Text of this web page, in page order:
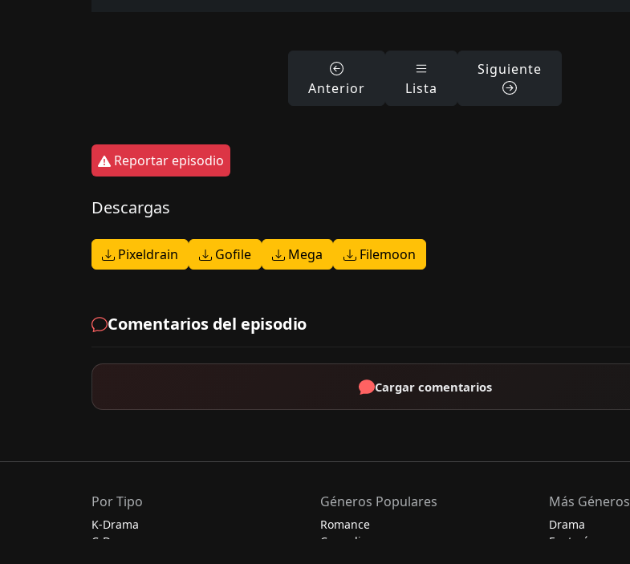
Anterior Lista
Siguiente
Reportar episodio
Descargas
Pixeldrain Gofile Mega Filemoon
Comentarios del episodio
Cargar comentarios
Por Tipo
K-Drama
C-Drama
Géneros Populares
Romance
Comedia
Más Géneros
Drama
Fantasía